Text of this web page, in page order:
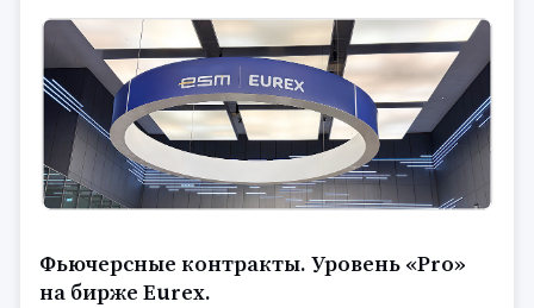
Фьючерсные контракты. Уровень «Pro»
на бирже Eurex.